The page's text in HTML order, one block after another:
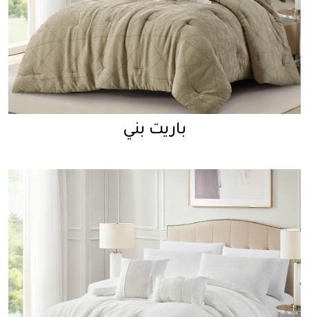
باريت بني